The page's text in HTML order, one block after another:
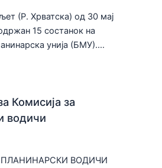
(Р. Хрватска) од 30 мај
15 состанок на
унија (БМУ).…
Комисија за
водичи
ВОДИЧИ